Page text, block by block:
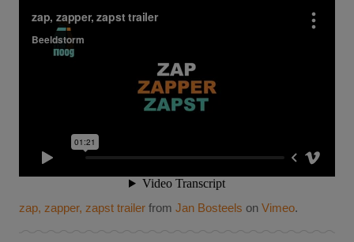
zap, zapper, zapst trailerfrom Jan Bosteels on Vimeo.